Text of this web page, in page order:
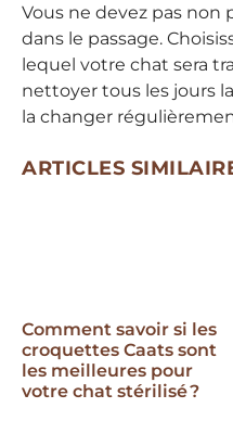
Vous ne devez pas non
dans le passage.
lequel votre chat sera
nettoyer tous les jours
la changer
ARTICLES
Comment savoir si les
croquettes Caats sont
les meilleures pour
votre chat stérilisé ?